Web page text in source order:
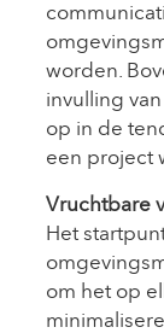
worden.
invulling
op in de
een project
Vruchtbare
Het
om het op